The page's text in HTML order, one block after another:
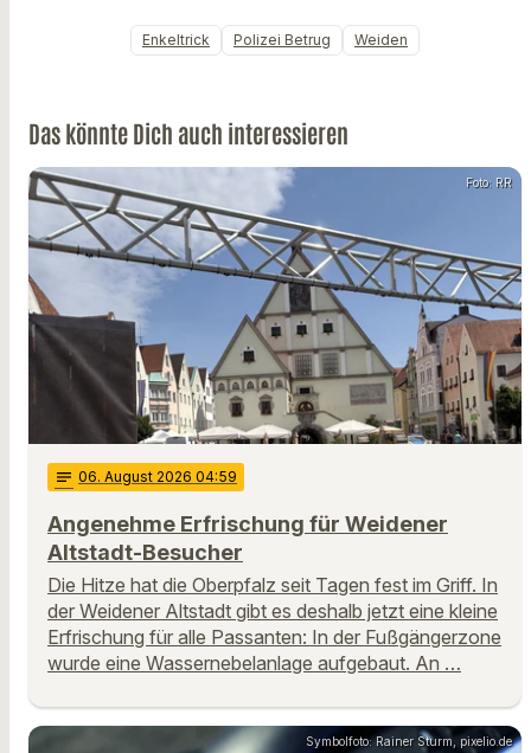
Enkeltrick Polizei Betrug Weiden
Das könnte Dich auch interessieren
Foto: RR
notes 06. August 2026 04:59
Angenehme Erfrischung für Weidener
Altstadt-Besucher
Die Hitze hat die Oberpfalz seit Tagen fest im Griff. In
der Weidener Altstadt gibt es deshalb jetzt eine kleine
Erfrischung für alle Passanten: In der Fußgängerzone
wurde eine Wassernebelanlage aufgebaut. An …
Symbolfoto: Rainer Sturm, pixelio.de